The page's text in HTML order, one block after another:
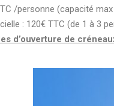
/personne (capacité
: 120€ TTC (de 1 à 3
d’ouverture de